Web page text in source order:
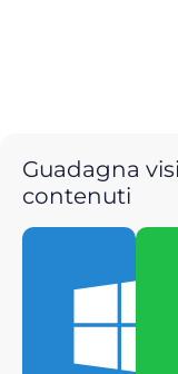
Guadagna
contenuti